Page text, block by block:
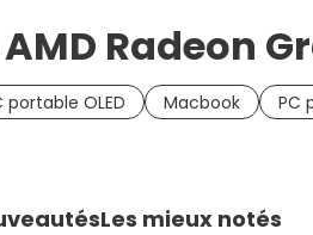
Radeon
portable OLED Macbook PC
Les mieux notés